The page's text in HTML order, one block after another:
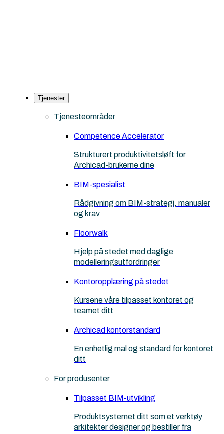
Tjenester
Tjenesteområder
Competence Accelerator
Strukturert produktivitetsløft for
Archicad-brukerne dine
BIM-spesialist
Rådgivning om BIM-strategi, manualer
og krav
Floorwalk
Hjelp på stedet med daglige
modelleringsutfordringer
Kontoropplæring på stedet
Kursene våre tilpasset kontoret og
teamet ditt
Archicad kontorstandard
En enhetlig mal og standard for kontoret
ditt
For produsenter
Tilpasset BIM-utvikling
Produktsystemet ditt som et verktøy
arkitekter designer og bestiller fra